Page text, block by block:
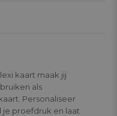
kaart maak jij
als
Personaliseer
je proefdruk en laat